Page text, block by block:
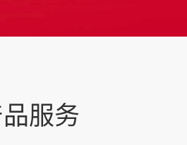
服务